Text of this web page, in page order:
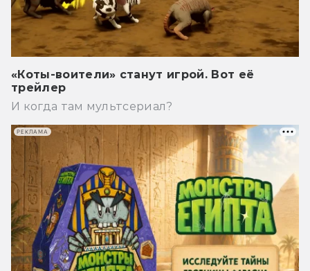
«Коты-воители» станут игрой. Вот её
трейлер
И когда там мультсериал?
РЕКЛАМА